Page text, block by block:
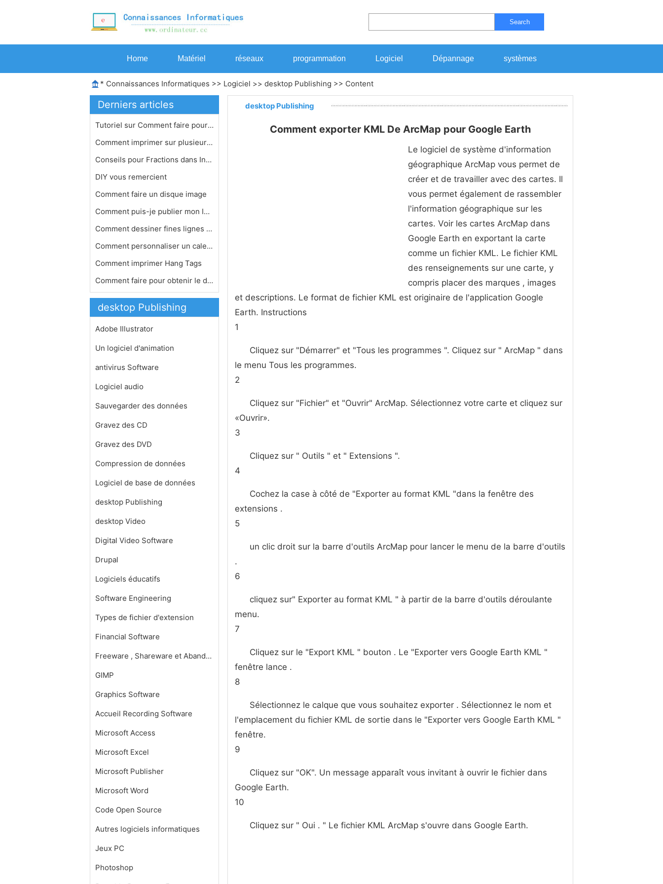
Search
Home Matériel réseaux programmation Logiciel Dépannage systèmes
* Connaissances Informatiques >> Logiciel >> desktop Publishing >> Content
Derniers articles
Tutoriel sur Comment faire pour réc…
Comment imprimer sur plusieurs pages…
Conseils pour Fractions dans InDesig…
DIY vous remercient
Comment faire un disque image
Comment puis-je publier mon Imac Sit…
Comment dessiner fines lignes horizo…
Comment personnaliser un calendrier …
Comment imprimer Hang Tags
Comment faire pour obtenir le détai…
desktop Publishing
Adobe Illustrator
Un logiciel d'animation
antivirus Software
Logiciel audio
Sauvegarder des données
Gravez des CD
Gravez des DVD
Compression de données
Logiciel de base de données
desktop Publishing
desktop Video
Digital Video Software
Drupal
Logiciels éducatifs
Software Engineering
Types de fichier d'extension
Financial Software
Freeware , Shareware et Abandonware
GIMP
Graphics Software
Accueil Recording Software
Microsoft Access
Microsoft Excel
Microsoft Publisher
Microsoft Word
Code Open Source
Autres logiciels informatiques
Jeux PC
Photoshop
desktop Publishing
Comment exporter KML De ArcMap pour Google Earth
Le logiciel de système d'information
géographique ArcMap vous permet de
créer et de travailler avec des cartes. Il
vous permet également de rassembler
l'information géographique sur les
cartes. Voir les cartes ArcMap dans
Google Earth en exportant la carte
comme un fichier KML. Le fichier KML
des renseignements sur une carte, y
compris placer des marques , images
et descriptions. Le format de fichier KML est originaire de l'application Google
Earth. Instructions
1
Cliquez sur "Démarrer" et "Tous les programmes ". Cliquez sur " ArcMap " dans
le menu Tous les programmes.
2
Cliquez sur "Fichier" et "Ouvrir" ArcMap. Sélectionnez votre carte et cliquez sur
«Ouvrir».
3
Cliquez sur " Outils " et " Extensions ".
4
Cochez la case à côté de "Exporter au format KML "dans la fenêtre des
extensions .
5
un clic droit sur la barre d'outils ArcMap pour lancer le menu de la barre d'outils
.
6
cliquez sur" Exporter au format KML " à partir de la barre d'outils déroulante
menu.
7
Cliquez sur le "Export KML " bouton . Le "Exporter vers Google Earth KML "
fenêtre lance .
8
Sélectionnez le calque que vous souhaitez exporter . Sélectionnez le nom et
l'emplacement du fichier KML de sortie dans le "Exporter vers Google Earth KML "
fenêtre.
9
Cliquez sur "OK". Un message apparaît vous invitant à ouvrir le fichier dans
Google Earth.
10
Cliquez sur " Oui . " Le fichier KML ArcMap s'ouvre dans Google Earth.